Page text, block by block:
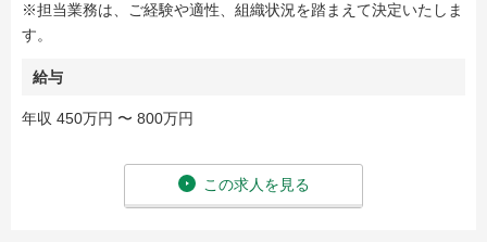
※担当業務は、ご経験や適性、組織状況を踏まえて決定いたしま
す。
給与
年収 450万円 〜 800万円
この求人を見る